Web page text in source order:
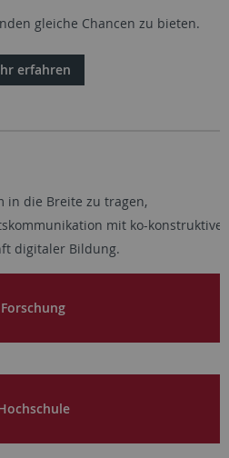
gleiche Chancen zu bieten.
erfahren
in die Breite zu tragen,
mitko-
digitaler Bildung.